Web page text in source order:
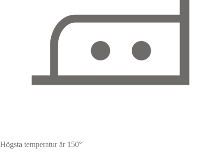
Högsta temperatur är 150°